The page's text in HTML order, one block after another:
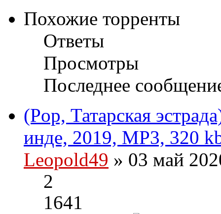
Похожие торренты
Ответы
Просмотры
Последнее
(Pop, Татарская
инде, 2019, MP3, 320
Leopold49 » 03 май
2
1641